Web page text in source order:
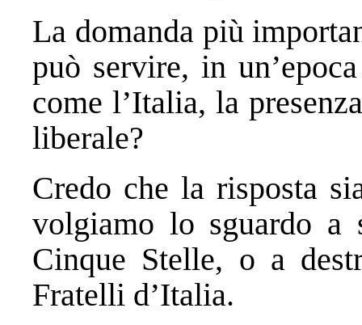
La domanda più
può servire, in
come l’Italia, la
liberale?
Credo che la risposta
volgiamo lo sguardo a
Cinque Stelle, o a
Fratelli d’Italia.